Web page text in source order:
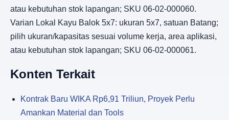
atau kebutuhan stok lapangan; SKU 06-02-000060.
Varian Lokal Kayu Balok 5x7: ukuran 5x7, satuan Batang;
pilih ukuran/kapasitas sesuai volume kerja, area aplikasi,
atau kebutuhan stok lapangan; SKU 06-02-000061.
Konten Terkait
Kontrak Baru WIKA Rp6,91 Triliun, Proyek Perlu
Amankan Material dan Tools